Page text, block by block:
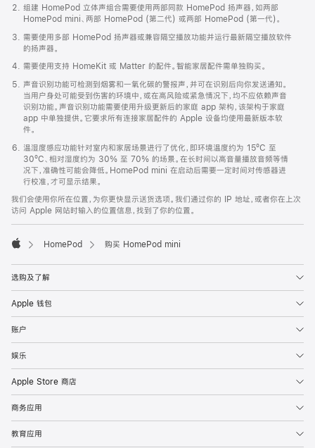
打
开)
组建 HomePod 立体声组合需要使用两部同款 HomePod 扬声器，如两部
HomePod mini、两部 HomePod (第二代) 或两部 HomePod (第一代)。
需要使用多部 HomePod 扬声器或兼容隔空播放功能并运行最新隔空播放软件
的扬声器。
需要使用支持 HomeKit 或 Matter 的配件。智能家居配件需单独购买。
声音识别功能可检测到烟雾和一氧化碳的警报声，并可在识别后向你发送通知。
当用户身处可能受到伤害的环境中，或在高风险或紧急情况下，均不应依赖声音
识别功能。声音识别功能需要使用升级更新后的家庭 app 架构，该架构于家庭
app 中单独提供。它要求所有连接家居配件的 Apple 设备均使用最新版本软
件。
温湿度感应功能针对室内和家居场景进行了优化，即环境温度约为 15ºC 至
30ºC、相对湿度约为 30% 至 70% 的场景。在长时间以高音量播放音频等情
况下，准确性可能会降低。HomePod mini 在启动后需要一定时间对传感器进
行校准，才可显示结果。
我们会使用你所在位置，为你更快显示送货选项。我们通过你的 IP 地址，或者你在上次
访问 Apple 网站时输入的位置信息，找到了你的位置。
HomePod 购买 HomePod mini
选购及了解
Apple 钱包
账户
娱乐
Apple Store 商店
商务应用
教育应用